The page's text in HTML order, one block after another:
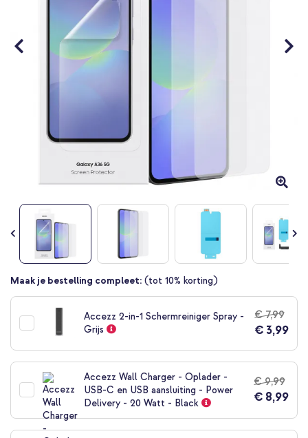
Ga
begin
van
de
Maak je bestelling compleet: (tot 10% korting)
Accezz 2-in-1 Schermreiniger Spray -
Grijs
€ 7,99
€ 3,99
Accezz Wall Charger - Oplader -
USB-C en USB aansluiting - Power
Delivery - 20 Watt - Black
€ 9,99
€ 8,99